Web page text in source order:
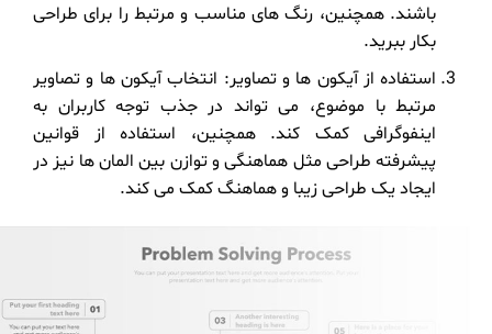
باشند. همچنین، رنگ های مناسب و مرتبط را برای طراحی
بکار ببرید.
استفاده از آیکون ها و تصاویر: انتخاب آیکون ها و تصاویر
مرتبط با موضوع، می تواند در جذب توجه کاربران به
اینفوگرافی کمک کند. همچنین، استفاده از قوانین
پیشرفته طراحی مثل هماهنگی و توازن بین المان ها نیز در
ایجاد یک طراحی زیبا و هماهنگ کمک می کند.